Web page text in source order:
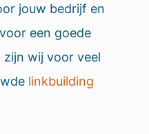
jouw bedrijf en
een goede
zijn wij voor veel
linkbuilding